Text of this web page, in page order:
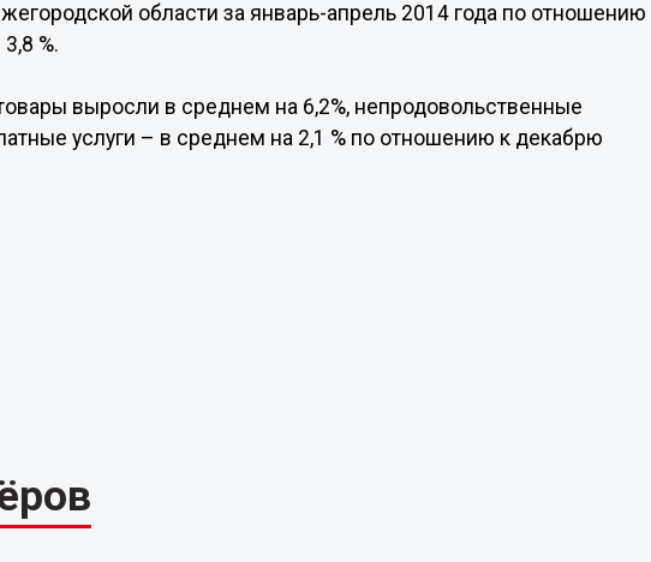
области за январь-апрель 2014 года по отношению
%.
выросли в среднем на 6,2%, непродовольственные
услуги – в среднем на 2,1 % по отношению к декабрю